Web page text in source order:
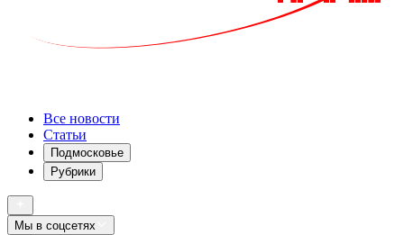
Все новости
Статьи
Подмосковье
Рубрики
Мы в соцсетях